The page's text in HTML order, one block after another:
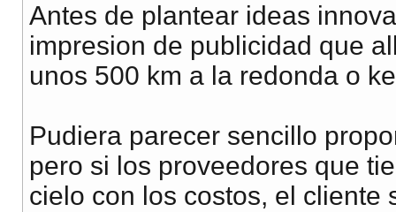
Antes de plantear ideas
impresion de publicidad que
unos 500 km a la redonda o
Pudiera parecer sencillo
pero si los proveedores que
cielo con los costos, el cliente